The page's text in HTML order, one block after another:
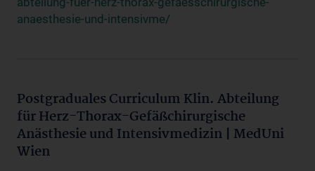
anaesthesie-und-intensivme/
Postgraduales Curriculum Klin. Abteilung
für Herz-Thorax-Gefäßchirurgische
Anästhesie und Intensivmedizin | MedUni
Wien